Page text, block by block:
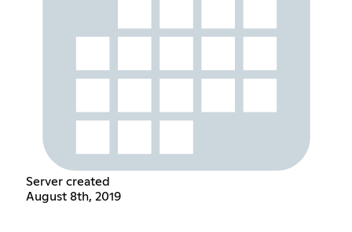
Server created
August 8th, 2019